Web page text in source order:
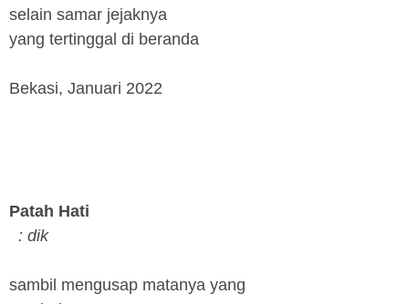
selain samar jejaknya
yang tertinggal di beranda
Bekasi, Januari 2022
Patah Hati
: dik
sambil mengusap matanya yang